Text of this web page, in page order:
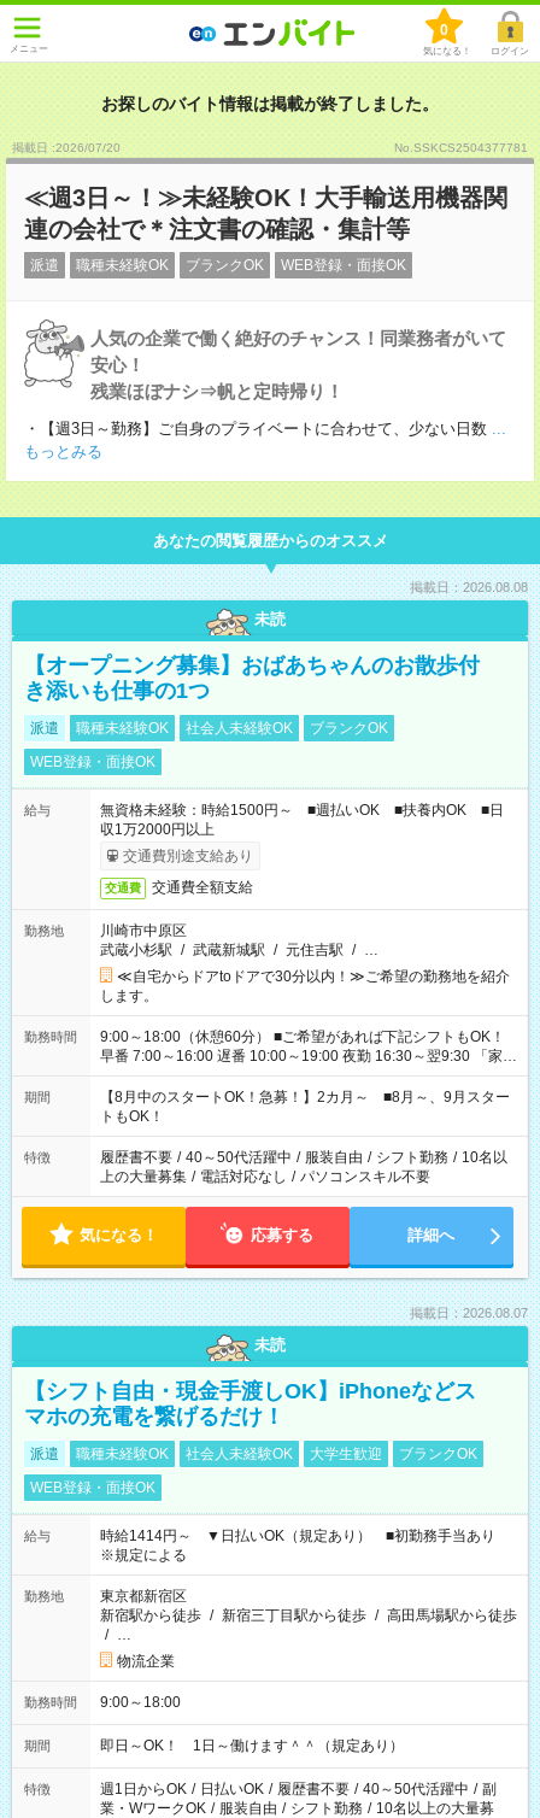
メニュー
0
気になる！ ログイン
お探しのバイト情報は掲載が終了しました。
掲載日 :2026/07/20 No.SSKCS2504377781
≪週3日～！≫未経験OK！大手輸送用機器関
連の会社で＊注文書の確認・集計等
派遣 職種未経験OK ブランクOK WEB登録・面接OK
人気の企業で働く絶好のチャンス！同業務者がいて
安心！
残業ほぼナシ⇒帆と定時帰り！
・【週3日～勤務】ご自身のプライベートに合わせて、少ない日数 ...
もっとみる
あなたの閲覧履歴からのオススメ
掲載日：2026.08.08
未読
【オープニング募集】おばあちゃんのお散歩付
き添いも仕事の1つ
派遣 職種未経験OK 社会人未経験OK
ブランクOK
WEB登録・面接OK
給与
無資格未経験：時給1500円～ ■週払いOK ■扶養内OK ■日
収1万2000円以上
交通費別途支給あり
交通費 交通費全額支給
勤務地
川崎市中原区
武蔵小杉駅 / 武蔵新城駅 / 元住吉駅 / …
≪自宅からドアtoドアで30分以内！≫ご希望の勤務地を紹介
します。
勤務時間
9:00～18:00（休憩60分） ■ご希望があれば下記シフトもOK！
早番 7:00～16:00 遅番 10:00～19:00 夜勤 16:30～翌9:30 「家族
と休みを合わせたい」 「余裕を持って夕飯の準備がしたい」
「できれば残業はしたくない」 など、ご希望を教えてください
ね。 ※Wワーク希望の方へ 今ご覧のお仕事で希望する勤務時間
と、もう1つのお仕事の勤務時間。 合計で週40時間を超える場
合は応募できません。
期間
【8月中のスタートOK！急募！】2カ月～ ■8月～、9月スター
トもOK！
特徴 履歴書不要 / 40～50代活躍中 / 服装自由 / シフト勤務 / 10名以
上の大量募集 / 電話対応なし / パソコンスキル不要
気になる！ 応募する 詳細へ
掲載日：2026.08.07
未読
【シフト自由・現金手渡しOK】iPhoneなどス
マホの充電を繋げるだけ！
派遣 職種未経験OK 社会人未経験OK 大学生歓迎
ブランクOK
WEB登録・面接OK
給与
時給1414円～ ▼日払いOK（規定あり） ■初勤務手当あり
※規定による
勤務地
東京都新宿区
新宿駅から徒歩 / 新宿三丁目駅から徒歩 / 高田馬場駅から徒歩
/ …
物流企業
勤務時間 9:00～18:00
期間 即日～OK！ 1日～働けます＾＾（規定あり）
特徴 週1日からOK / 日払いOK / 履歴書不要 / 40～50代活躍中 / 副
業・WワークOK / 服装自由 / シフト勤務 / 10名以上の大量募